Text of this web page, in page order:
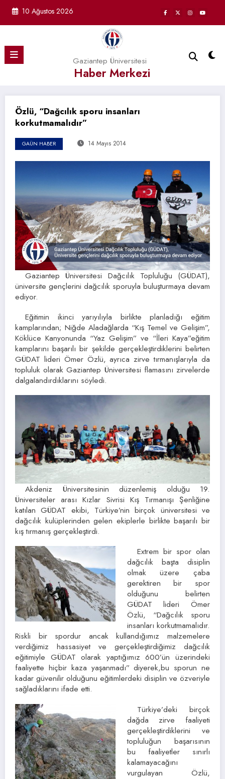
10 Ağustos 2026
Gaziantep Üniversitesi
Haber Merkezi
Özlü, “Dağcılık sporu insanları
korkutmamalıdır”
GAÜN HABER 14 Mayıs 2014
Gaziantep Üniversitesi Dağcılık Topluluğu (GÜDAT),
üniversite gençlerini dağcılık sporuyla buluşturmaya devam
ediyor.
Eğitimin ikinci yarıyılıyla birlikte planladığı eğitim
kamplarından; Niğde Aladağlarda “Kış Temel ve Gelişim”,
Köklüce Kanyonunda “Yaz Gelişim” ve “İleri Kaya”eğitim
kamplarını başarılı bir şekilde gerçekleştirdiklerini belirten
GÜDAT lideri Ömer Özlü, ayrıca zirve tırmanışlarıyla da
topluluk olarak Gaziantep Üniversitesi flamasını zirvelerde
dalgalandırdıklarını söyledi.
Akdeniz Üniversitesinin düzenlemiş olduğu 19.
Üniversiteler arası Kızlar Sivrisi Kış Tırmanışı Şenliğine
katılan GÜDAT ekibi, Türkiye’nin birçok üniversitesi ve
dağcılık kulüplerinden gelen ekiplerle birlikte başarılı bir
kış tırmanış gerçekleştirdi.
Extrem bir spor olan
dağcılık başta disiplin
olmak üzere çaba
gerektiren bir spor
olduğunu belirten
GÜDAT lideri Ömer
Özlü, “Dağcılık sporu
insanları korkutmamalıdır.
Riskli bir spordur ancak kullandığımız malzemelere
verdiğimiz hassasiyet ve gerçekleştirdiğimiz dağcılık
eğitimiyle GÜDAT olarak yaptığımız 600’ün üzerindeki
faaliyette hiçbir kaza yaşanmadı” diyerek,bu sporun ne
kadar güvenilir olduğunu eğitimlerdeki disiplin ve özveriyle
sağladıklarını ifade etti.
Türkiye’deki birçok
dağda zirve faaliyeti
gerçekleştirdiklerini ve
topluluğun başarısının
bu faaliyetler sınırlı
kalamayacağını
vurgulayan Özlü,